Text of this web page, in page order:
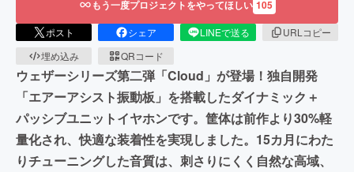
もう一度プロジェクトをやってほしい 105
ポスト シェア LINEで送る
URLコピー
埋め込み
QRコード
ウェザーシリーズ第二弾「Cloud」が登場！独自開発
「エアーアシスト振動板」を搭載したダイナミック＋
パッシブユニットイヤホンです。筐体は前作より30%軽
量化され、快適な装着性を実現しました。15カ月にわた
りチューニングした音質は、刺さりにくく自然な高域、